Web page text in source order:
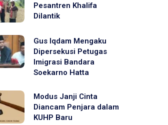
Pesantren Khalifa
Dilantik
Gus Iqdam Mengaku
Dipersekusi Petugas
Imigrasi Bandara
Soekarno Hatta
Modus Janji Cinta
Diancam Penjara dalam
KUHP Baru